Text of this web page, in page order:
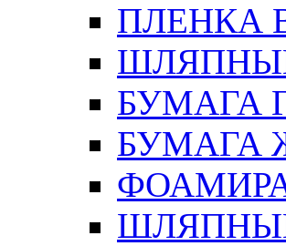
ПЛЕНКА
БУМАГА
БУМАГА